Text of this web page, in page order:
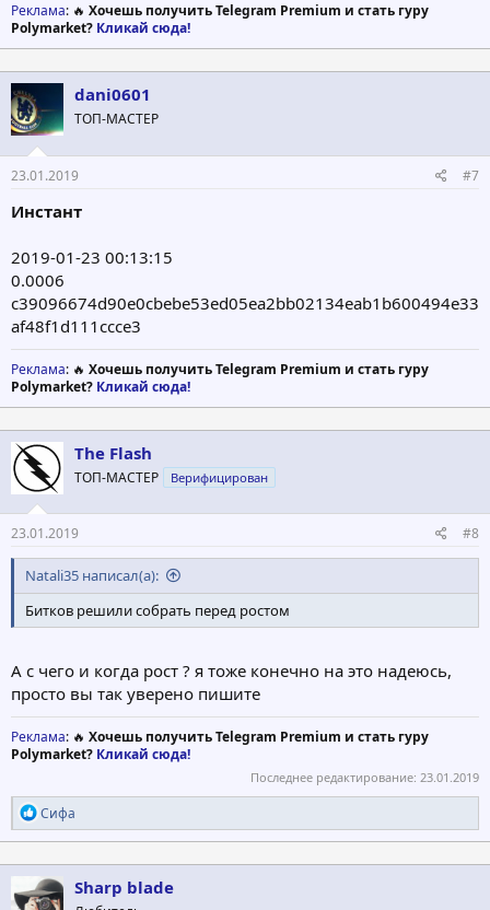
Реклама: 🔥 Хочешь получить Telegram Premium и стать гуру
Polymarket? Кликай сюда!
dani0601
ТОП-МАСТЕР
23.01.2019 #7
Инстант
2019-01-23 00:13:15
0.0006
c39096674d90e0cbebe53ed05ea2bb02134eab1b600494e33
af48f1d111ccce3
Реклама: 🔥 Хочешь получить Telegram Premium и стать гуру
Polymarket? Кликай сюда!
The Flash
ТОП-МАСТЕР Верифицирован
23.01.2019 #8
Natali35 написал(а):
Битков решили собрать перед ростом
А с чего и когда рост ? я тоже конечно на это надеюсь,
просто вы так уверено пишите
Реклама: 🔥 Хочешь получить Telegram Premium и стать гуру
Polymarket? Кликай сюда!
Последнее редактирование: 23.01.2019
Р
е
а
к
ц
и
Сифа
Sharp blade